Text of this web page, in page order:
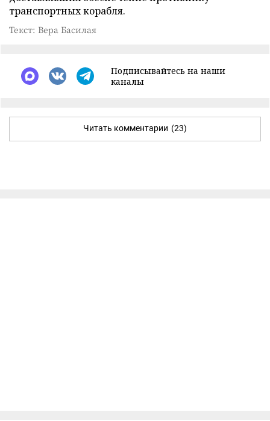
транспортных корабля.
Текст: Вера Басилая
Подписывайтесь на наши
каналы
Читать комментарии (23)